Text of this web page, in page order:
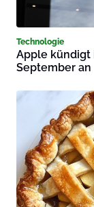
Technologie
Apple kündigt
September an